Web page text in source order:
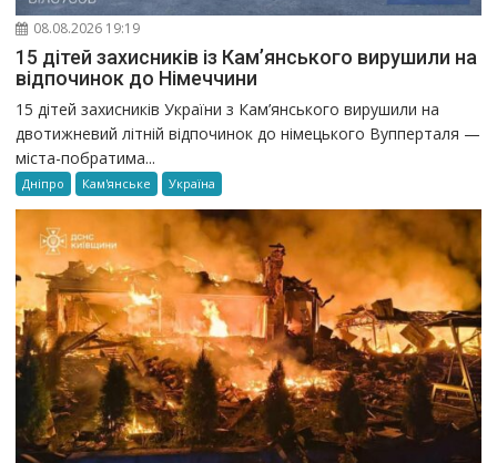
08.08.2026 19:19
15 дітей захисників із Кам’янського вирушили на
відпочинок до Німеччини
15 дітей захисників України з Кам’янського вирушили на
двотижневий літній відпочинок до німецького Вупперталя —
міста-побратима...
Дніпро Кам'янське Україна